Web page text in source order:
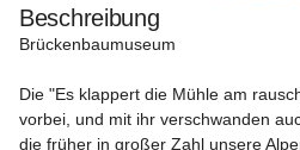
Beschreibung
Brückenbaumuseum
Die "Es klappert die Mühle am
vorbei, und mit ihr verschwanden
die früher in großer Zahl unsere